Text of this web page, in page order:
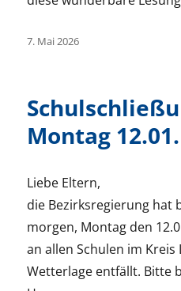
Veröffentlicht
7. Mai 2026
Montag 12.01.
Liebe Eltern,
die Bezirksregierung hat
morgen, Montag den
an allen Schulen im
Wetterlage entfällt. Bitte